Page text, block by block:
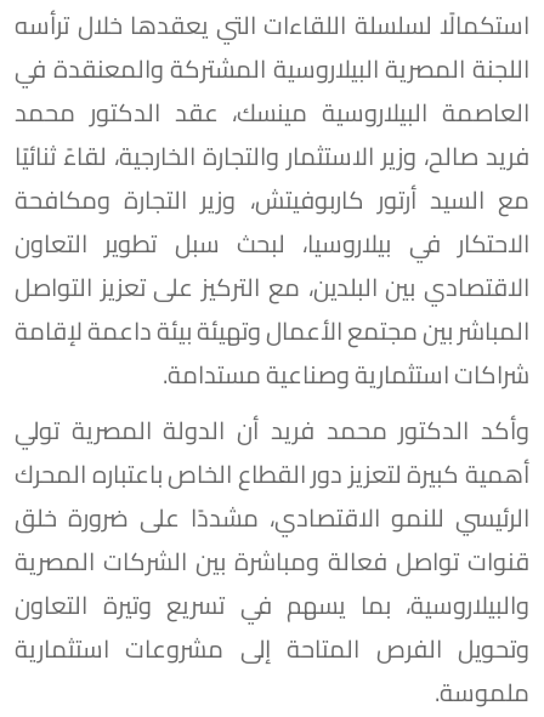
استكمالًا لسلسلة اللقاءات التي يعقدها خلال ترأسه
اللجنة المصرية البيلاروسية المشتركة والمعنقدة في
العاصمة البيلاروسية مينسك، عقد الدكتور محمد
فريد صالح، وزير الاستثمار والتجارة الخارجية، لقاءً ثنائيًا
مع السيد أرتور كاربوفيتش، وزير التجارة ومكافحة
الاحتكار في بيلاروسيا، لبحث سبل تطوير التعاون
الاقتصادي بين البلدين، مع التركيز على تعزيز التواصل
المباشر بين مجتمع الأعمال وتهيئة بيئة داعمة لإقامة
شراكات استثمارية وصناعية مستدامة.
وأكد الدكتور محمد فريد أن الدولة المصرية تولي
أهمية كبيرة لتعزيز دور القطاع الخاص باعتباره المحرك
الرئيسي للنمو الاقتصادي، مشددًا على ضرورة خلق
قنوات تواصل فعالة ومباشرة بين الشركات المصرية
والبيلاروسية، بما يسهم في تسريع وتيرة التعاون
وتحويل الفرص المتاحة إلى مشروعات استثمارية
ملموسة.